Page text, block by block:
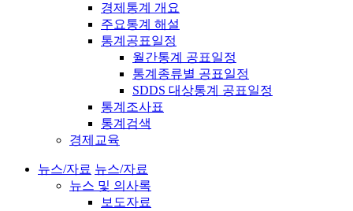
경제통계 개요
주요통계 해설
통계공표일정
월간통계 공표일정
통계종류별 공표일정
SDDS 대상통계 공표일정
통계조사표
통계검색
경제교육
뉴스/자료 뉴스/자료
뉴스 및 의사록
보도자료